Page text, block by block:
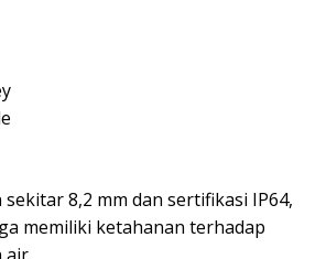
8,2 mm dan sertifikasi IP64,
memiliki ketahanan terhadap